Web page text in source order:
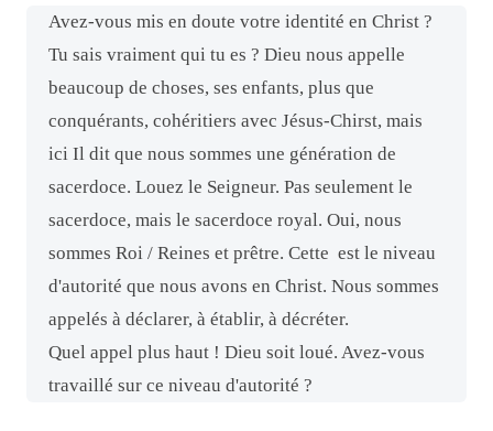
Avez-vous mis en doute votre identité en Christ ?
Tu sais vraiment qui tu es ? Dieu nous appelle
beaucoup de choses, ses enfants, plus que
conquérants, cohéritiers avec Jésus-Chirst, mais
ici Il dit que nous sommes une génération de
sacerdoce. Louez le Seigneur. Pas seulement le
sacerdoce, mais le sacerdoce royal. Oui, nous
sommes Roi / Reines et prêtre. Cette est le niveau
d'autorité que nous avons en Christ. Nous sommes
appelés à déclarer, à établir, à décréter.
Quel appel plus haut ! Dieu soit loué. Avez-vous
travaillé sur ce niveau d'autorité ?